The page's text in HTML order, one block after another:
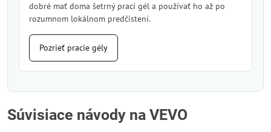
dobré mať doma šetrný prací gél a používať ho až po
rozumnom lokálnom predčistení.
Pozrieť pracie gély
Súvisiace návody na VEVO